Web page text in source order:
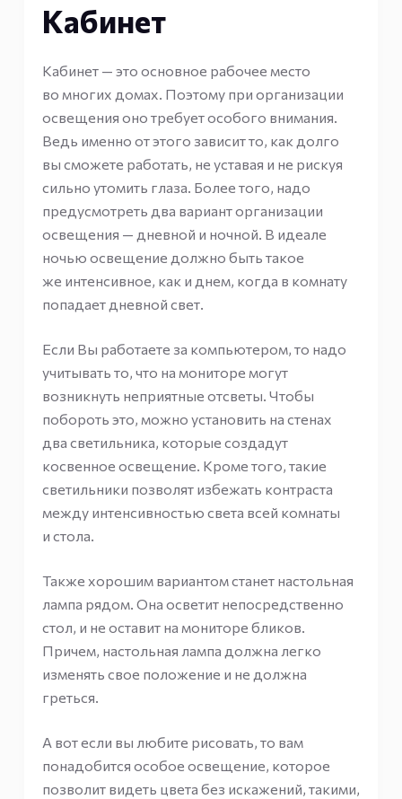
Кабинет
Кабинет — это основное рабочее место
во многих домах. Поэтому при организации
освещения оно требует особого внимания.
Ведь именно от этого зависит то, как долго
вы сможете работать, не уставая и не рискуя
сильно утомить глаза. Более того, надо
предусмотреть два вариант организации
освещения — дневной и ночной. В идеале
ночью освещение должно быть такое
же интенсивное, как и днем, когда в комнату
попадает дневной свет.
Если Вы работаете за компьютером, то надо
учитывать то, что на мониторе могут
возникнуть неприятные отсветы. Чтобы
побороть это, можно установить на стенах
два светильника, которые создадут
косвенное освещение. Кроме того, такие
светильники позволят избежать контраста
между интенсивностью света всей комнаты
и стола.
Также хорошим вариантом станет настольная
лампа рядом. Она осветит непосредственно
стол, и не оставит на мониторе бликов.
Причем, настольная лампа должна легко
изменять свое положение и не должна
греться.
А вот если вы любите рисовать, то вам
понадобится особое освещение, которое
позволит видеть цвета без искажений, такими,